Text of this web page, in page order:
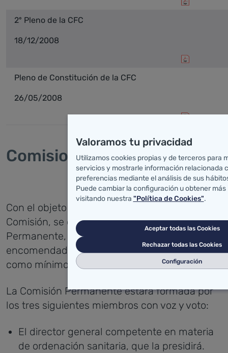
2º Pleno de la CFC
18/12/2008
Pleno de Constitución de la CFC
26/05/2008
Comisiones Permanentes
Con el objeto de agilizar los trabajos de la
Comisión, se constituirá una Comisión
Permanente, que realizará las funciones
encomendadas por el Pleno y se reunirá,
como mínimo, cada dos meses.
La Comisión Permanente estará formada por
los tres siguientes miembros con voz y voto:
El director general competente en materia
de ordenación sanitaria, que la presidirá.
Valoramos tu privacidad
Utilizamos cookies propias y de terceros para
servicios y mostrarle información relacionada
preferencias mediante el análisis de sus
Puede cambiar la configuración u obtener
visitando nuestra "Política de Cookies".
Aceptar todas las Cookies
Rechazar todas las Cookies
Configuración